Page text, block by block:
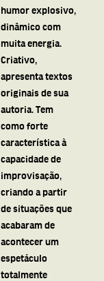
humor explosivo,
dinâmico com
muita energia.
Criativo,
apresenta textos
originais de sua
autoria. Tem
como forte
característica à
capacidade de
improvisação,
criando a partir
de situações que
acabaram de
acontecer um
espetáculo
totalmente